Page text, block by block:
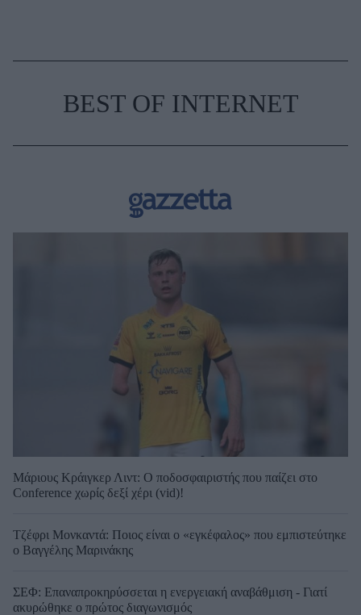
BEST OF INTERNET
Μάριους Κράιγκερ Λιντ: Ο ποδοσφαιριστής που παίζει στο
Conference χωρίς δεξί χέρι (vid)!
Τζέφρι Μονκαντά: Ποιος είναι ο «εγκέφαλος» που εμπιστεύτηκε
ο Βαγγέλης Μαρινάκης
ΣΕΦ: Επαναπροκηρύσσεται η ενεργειακή αναβάθμιση - Γιατί
ακυρώθηκε ο πρώτος διαγωνισμός